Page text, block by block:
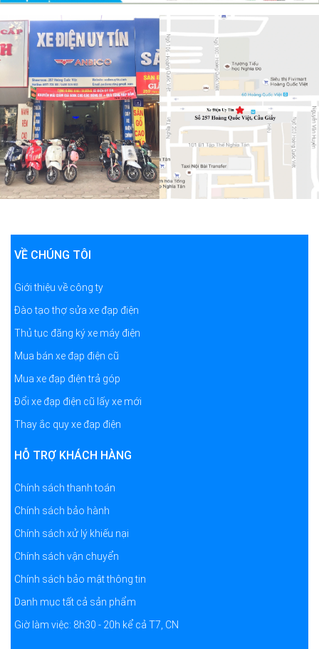
VỀ CHÚNG TÔI
Giới thiệu về công ty
Đào tạo thợ sửa xe đạp điện
Thủ tục đăng ký xe máy điện
Mua bán xe đạp điện cũ
Mua xe đạp điện trả góp
Đổi xe đạp điện cũ lấy xe mới
Thay ắc quy xe đạp điện
HỖ TRỢ KHÁCH HÀNG
Chính sách thanh toán
Chính sách bảo hành
Chính sách xử lý khiếu nại
Chính sách vận chuyển
Chính sách bảo mật thông tin
Danh mục tất cả sản phẩm
Giờ làm việc: 8h30 - 20h kể cả T7, CN